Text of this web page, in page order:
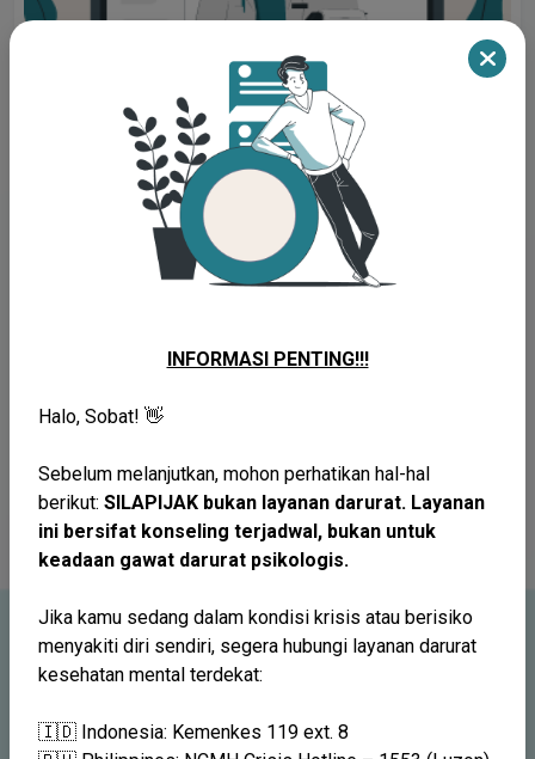
Layanan Gratis
Dapatkan dukungan emosional gratis dalam ruang aman
untuk berbagi cerita dan melepaskan beban pikiran
INFORMASI PENTING!!!
Halo, Sobat! 👋
Sebelum melanjutkan, mohon perhatikan hal-hal
berikut: SILAPIJAK bukan layanan darurat. Layanan
ini bersifat konseling terjadwal, bukan untuk
keadaan gawat darurat psikologis.
Jika kamu sedang dalam kondisi krisis atau berisiko
menyakiti diri sendiri, segera hubungi layanan darurat
kesehatan mental terdekat:
🇮🇩 Indonesia: Kemenkes 119 ext. 8